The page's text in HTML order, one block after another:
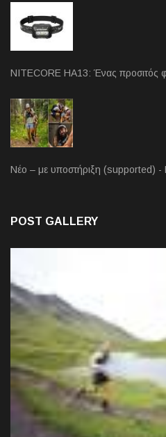
NITECORE HA13: Ένας προσιτός
Νέο – με υποστήριξη (supported) -
POST GALLERY